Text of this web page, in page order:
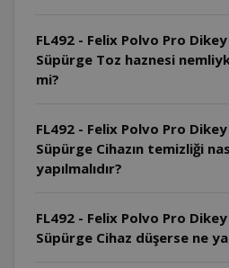
FL492 - Felix Polvo Pro
Süpürge Toz haznesi
mi?
FL492 - Felix Polvo Pro
Süpürge Cihazın temizliği
yapılmalıdır?
FL492 - Felix Polvo Pro
Süpürge Cihaz düşerse ne